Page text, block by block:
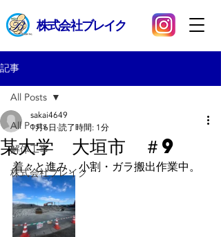
​株式会社ブレイク
記事
All Posts
解体工事
株式会社ブレイク
All Posts
某大学 大垣市 ＃9
sakai4649
1月6日 読了時間: 1分
着々と進み、小割・ガラ搬出作業中。